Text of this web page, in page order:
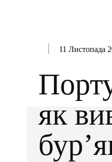
11 Листопада
як